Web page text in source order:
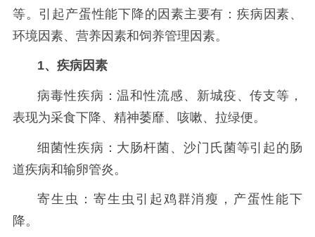
等。引起产蛋性能下降的因素主要有：疾病因素、
环境因素、营养因素和饲养管理因素。
1、疾病因素
病毒性疾病：温和性流感、新城疫、传支等，
表现为采食下降、精神萎靡、咳嗽、拉绿便。
细菌性疾病：大肠杆菌、沙门氏菌等引起的肠
道疾病和输卵管炎。
寄生虫：寄生虫引起鸡群消瘦，产蛋性能下
降。